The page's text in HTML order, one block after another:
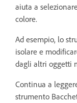
aiuta a
colore.
Ad esempio, lo
isolare e
dagli altri oggetti
Continua a
strumento